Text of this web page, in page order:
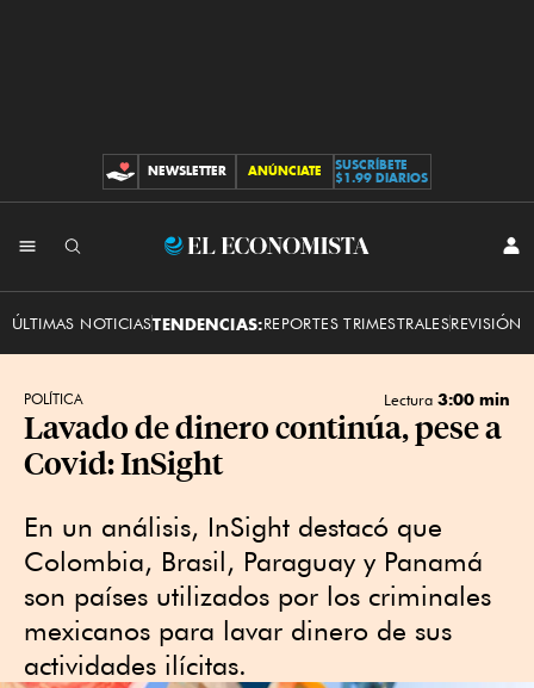
CONTRIBUCIONES
NEWSLETTER ANÚNCIATE
SUSCRÍBETE
$1.99 DIARIOS
El
ÚLTIMAS NOTICIASTENDENCIAS:REPORTES TRIMESTRALESREVISIÓN
POLÍTICA Lectura 3:00 min
Lavado de dinero continúa, pese a
Covid: InSight
En un análisis, InSight destacó que
Colombia, Brasil, Paraguay y Panamá
son países utilizados por los criminales
mexicanos para lavar dinero de sus
actividades ilícitas.